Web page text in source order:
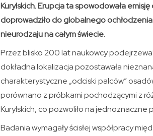
Kurylskich. Erupcja ta spowodowała
doprowadziło do globalnego ochłodzenia
nieurodzaju na całym świecie.
Przez blisko 200 lat naukowcy
dokładna lokalizacja pozostawała
charakterystyczne „odciski palców”
porównano z próbkami pochodzącymi z
Kurylskich, co pozwoliło na jednoznaczne
Badania wymagały ścisłej współpracy